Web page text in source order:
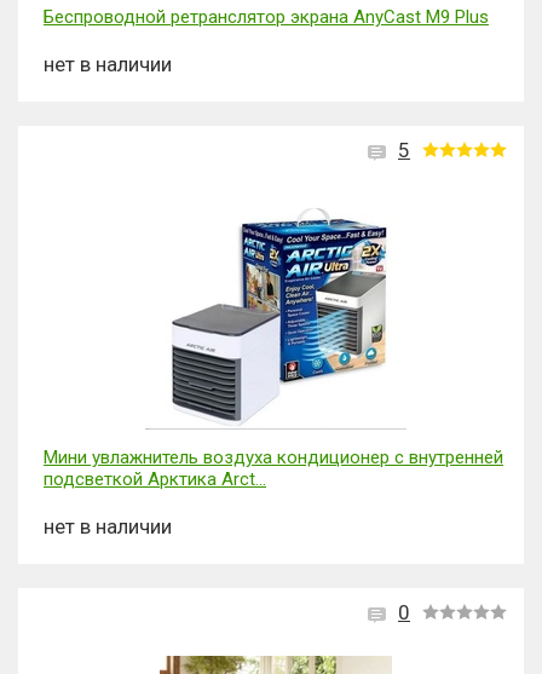
Беспроводной ретранслятор экрана AnyCast M9 Plus
нет в наличии
5
Мини увлажнитель воздуха кондиционер с внутренней
подсветкой Арктика Arct...
нет в наличии
0